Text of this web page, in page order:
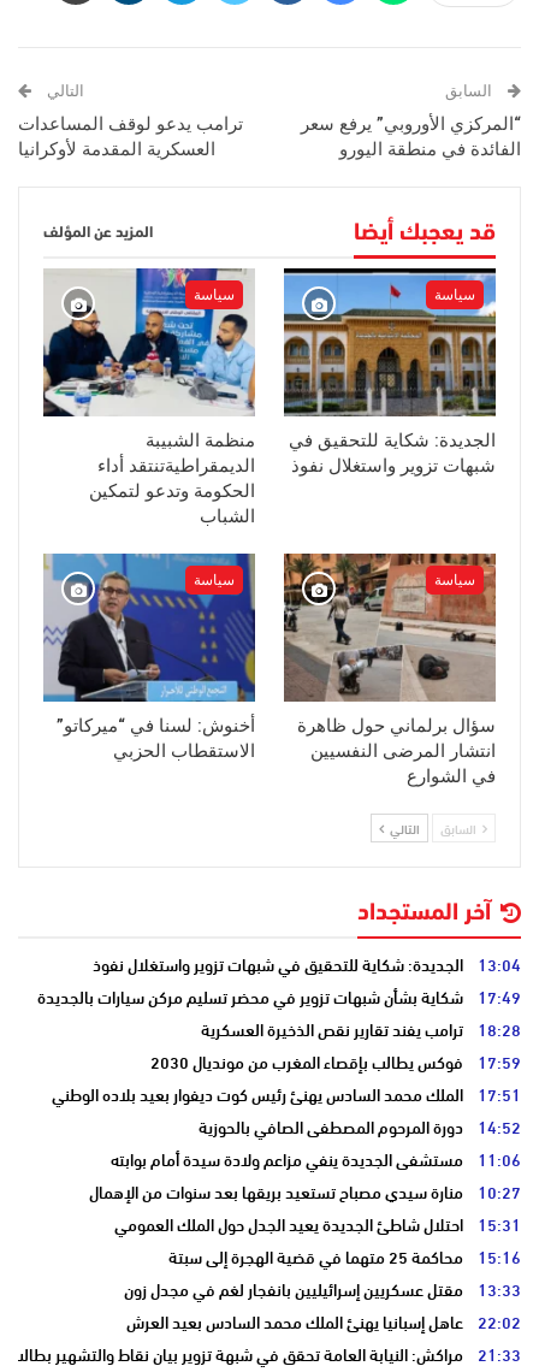
السابق
“المركزي الأوروبي” يرفع سعر
الفائدة في منطقة اليورو
التالي
ترامب يدعو لوقف المساعدات
العسكرية المقدمة لأوكرانيا
قد يعجبك أيضا المزيد عن المؤلف
سياسة
الجديدة: شكاية للتحقيق في
شبهات تزوير واستغلال نفوذ
سياسة
منظمة الشبيبة
الديمقراطيةتنتقد أداء
الحكومة وتدعو لتمكين
الشباب
سياسة
سؤال برلماني حول ظاهرة
انتشار المرضى النفسيين
في الشوارع
سياسة
أخنوش: لسنا في “ميركاتو”
الاستقطاب الحزبي
السابق التالي
آخر المستجداد
13:04 الجديدة: شكاية للتحقيق في شبهات تزوير واستغلال نفوذ
17:49 شكاية بشأن شبهات تزوير في محضر تسليم مركن سيارات بالجديدة
18:28 ترامب يفند تقارير نقص الذخيرة العسكرية
17:59 فوكس يطالب بإقصاء المغرب من مونديال 2030
17:51 الملك محمد السادس يهنئ رئيس كوت ديفوار بعيد بلاده الوطني
14:52 دورة المرحوم المصطفى الصافي بالحوزية
11:06 مستشفى الجديدة ينفي مزاعم ولادة سيدة أمام بوابته
10:27 منارة سيدي مصباح تستعيد بريقها بعد سنوات من الإهمال
15:31 احتلال شاطئ الجديدة يعيد الجدل حول الملك العمومي
15:16 محاكمة 25 متهما في قضية الهجرة إلى سبتة
13:33 مقتل عسكريين إسرائيليين بانفجار لغم في مجدل زون
22:02 عاهل إسبانيا يهنئ الملك محمد السادس بعيد العرش
21:33 مراكش: النيابة العامة تحقق في شبهة تزوير بيان نقاط والتشهير بطالب